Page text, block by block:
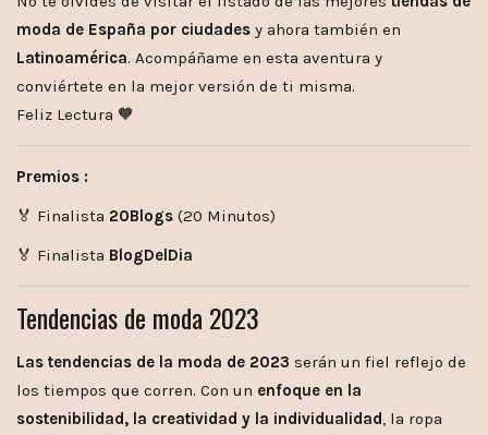
moda de España por ciudades y ahora también en
Latinoamérica. Acompáñame en esta aventura y
conviértete en la mejor versión de ti misma.
Feliz Lectura 🧡
Premios :
🏅 Finalista 20Blogs (20 Minutos)
🏅 Finalista BlogDelDia
Tendencias de moda 2023
Las tendencias de la moda de 2023 serán un fiel reflejo de
los tiempos que corren. Con un enfoque en la
sostenibilidad, la creatividad y la individualidad, la ropa